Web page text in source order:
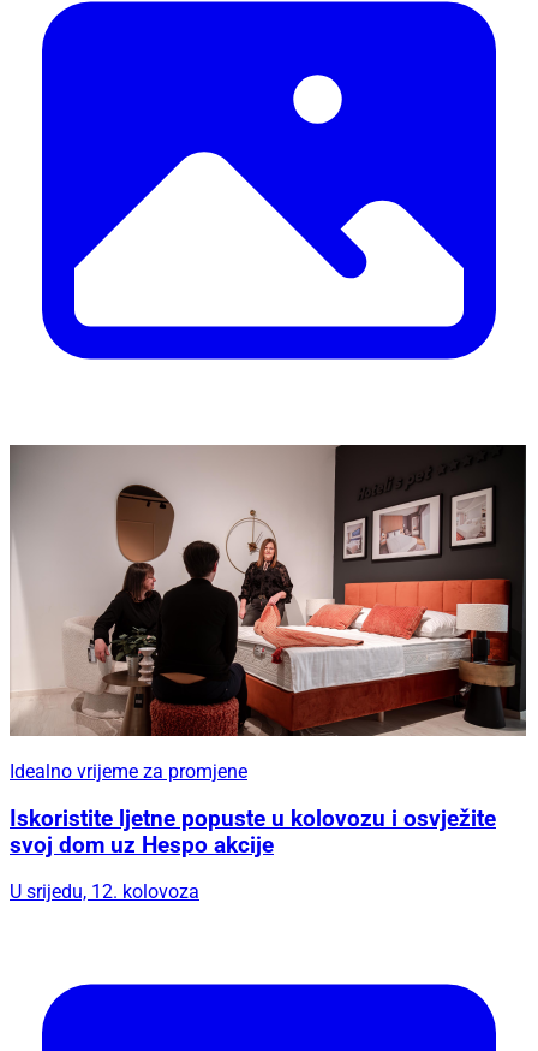
Idealno vrijeme za promjene
Iskoristite ljetne popuste u kolovozu i osvježite
svoj dom uz Hespo akcije
U srijedu, 12. kolovoza